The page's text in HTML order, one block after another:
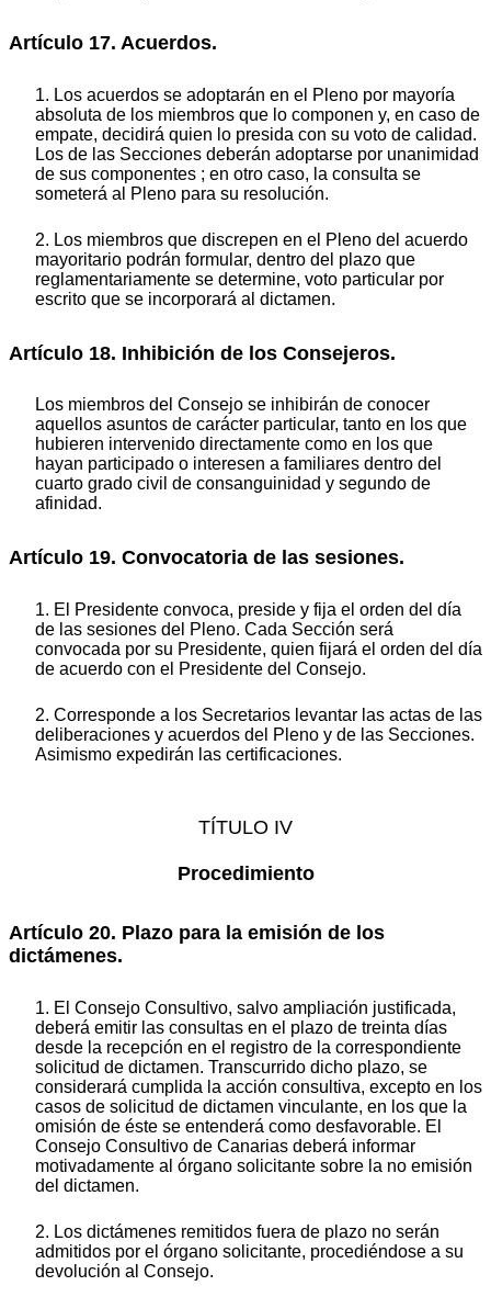
Artículo 17. Acuerdos.
1. Los acuerdos se adoptarán en el Pleno por mayoría
absoluta de los miembros que lo componen y, en caso de
empate, decidirá quien lo presida con su voto de calidad.
Los de las Secciones deberán adoptarse por unanimidad
de sus componentes ; en otro caso, la consulta se
someterá al Pleno para su resolución.
2. Los miembros que discrepen en el Pleno del acuerdo
mayoritario podrán formular, dentro del plazo que
reglamentariamente se determine, voto particular por
escrito que se incorporará al dictamen.
Artículo 18. Inhibición de los Consejeros.
Los miembros del Consejo se inhibirán de conocer
aquellos asuntos de carácter particular, tanto en los que
hubieren intervenido directamente como en los que
hayan participado o interesen a familiares dentro del
cuarto grado civil de consanguinidad y segundo de
afinidad.
Artículo 19. Convocatoria de las sesiones.
1. El Presidente convoca, preside y fija el orden del día
de las sesiones del Pleno. Cada Sección será
convocada por su Presidente, quien fijará el orden del día
de acuerdo con el Presidente del Consejo.
2. Corresponde a los Secretarios levantar las actas de las
deliberaciones y acuerdos del Pleno y de las Secciones.
Asimismo expedirán las certificaciones.
TÍTULO IV
Procedimiento
Artículo 20. Plazo para la emisión de los
dictámenes.
1. El Consejo Consultivo, salvo ampliación justificada,
deberá emitir las consultas en el plazo de treinta días
desde la recepción en el registro de la correspondiente
solicitud de dictamen. Transcurrido dicho plazo, se
considerará cumplida la acción consultiva, excepto en los
casos de solicitud de dictamen vinculante, en los que la
omisión de éste se entenderá como desfavorable. El
Consejo Consultivo de Canarias deberá informar
motivadamente al órgano solicitante sobre la no emisión
del dictamen.
2. Los dictámenes remitidos fuera de plazo no serán
admitidos por el órgano solicitante, procediéndose a su
devolución al Consejo.